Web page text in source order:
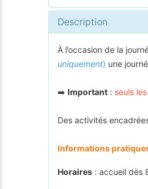
Description
À l’occasion de la
uniquement) une
➡️Important : seuls
Des activités
Informations
Horaires : accueil dès